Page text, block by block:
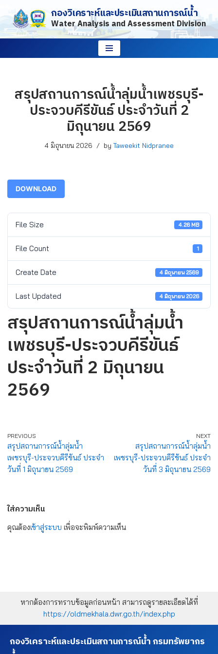
Skip
to
กองวิเคราะห์และประเมินสถานการณ์น้ำ
Water Analysis and Assessment Division
สรุปสถานการณ์น้ำลุ่มน้ำเพชรบุรี-
ประจวบคีรีขันธ์ ประจำวันที่ 2
มิถุนายน 2569
4 มิถุนายน 2026 by Taweekit Nidpranee
DOWNLOAD
File Size 4.26 MB
File Count 1
Create Date 4 มิถุนายน 2569
Last Updated 4 มิถุนายน 2026
สรุปสถานการณ์น้ำลุ่มน้ำ
เพชรบุรี-ประจวบคีรีขันธ์
ประจำวันที่ 2 มิถุนายน
2569
PREVIOUS
สรุปสถานการณ์น้ำลุ่มน้ำ
เพชรบุรี-ประจวบคีรีขันธ์ ประจำ
วันที่ 1 มิถุนายน 2569
NEXT
สรุปสถานการณ์น้ำลุ่มน้ำ
เพชรบุรี-ประจวบคีรีขันธ์ ประจำ
วันที่ 3 มิถุนายน 2569
ใส่ความเห็น
คุณต้องเข้าสู่ระบบ เพื่อจะพิมพ์ความเห็น
หากต้องการทราบข้อมูลก่อนหน้า สามารถดูรายละเอียดได้ที่
https://oldmekhala.dwr.go.th/index.php
กองวิเคราะห์และประเมินสถานการณ์น้ำ กรมทรัพยากร